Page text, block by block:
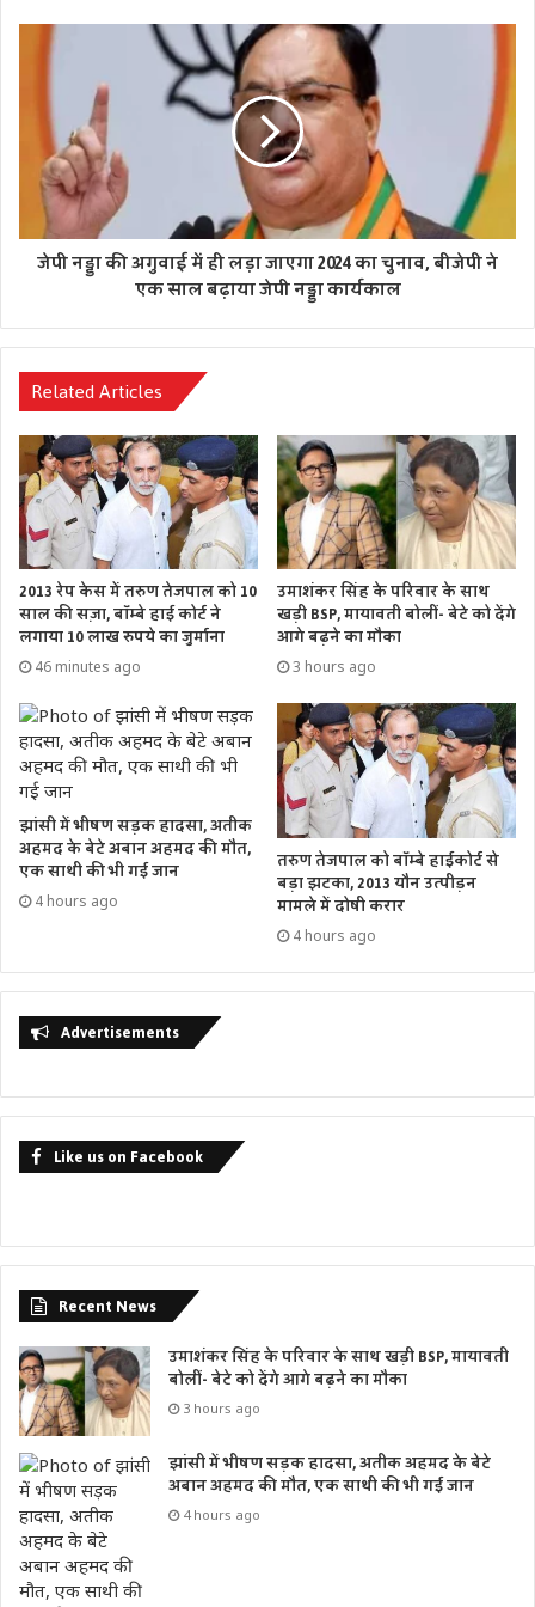
गोला-बारूद पर संसाधनों को बर्बाद नहीं करना चाहता है। हम परमाणु
शक्तियां हैं, और अगर भगवान न करे कि परमाणु युद्ध छिड़ जाए तो उसे
बताने के लिए कौन जिंदा रहेगा?
Tags अल-अरेबिया दुबई शहबाज शरीफ
जेपी नड्डा की अगुवाई में ही लड़ा जाएगा 2024 का चुनाव, बीजेपी ने
एक साल बढ़ाया जेपी नड्डा कार्यकाल
Related Articles
2013 रेप केस में तरुण तेजपाल को 10
साल की सज़ा, बॉम्बे हाई कोर्ट ने
लगाया 10 लाख रुपये का जुर्माना
46 minutes ago
उमाशंकर सिंह के परिवार के साथ
खड़ी BSP, मायावती बोलीं- बेटे को देंगे
आगे बढ़ने का मौका
3 hours ago
झांसी में भीषण सड़क हादसा, अतीक
अहमद के बेटे अबान अहमद की मौत,
एक साथी की भी गई जान
4 hours ago
तरुण तेजपाल को बॉम्बे हाईकोर्ट से
बड़ा झटका, 2013 यौन उत्पीड़न
मामले में दोषी करार
4 hours ago
Advertisements
Like us on Facebook
Recent News
उमाशंकर सिंह के परिवार के साथ खड़ी BSP, मायावती
बोलीं- बेटे को देंगे आगे बढ़ने का मौका
3 hours ago
झांसी में भीषण सड़क हादसा, अतीक अहमद के बेटे
अबान अहमद की मौत, एक साथी की भी गई जान
4 hours ago